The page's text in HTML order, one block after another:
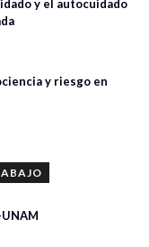
y el autocuidado
y riesgo en